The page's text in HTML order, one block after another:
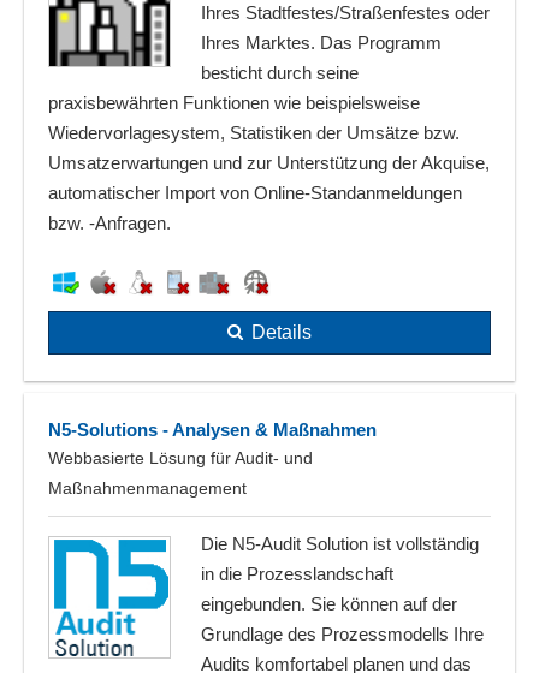
Ihres Stadtfestes/Straßenfestes oder
Ihres Marktes. Das Programm
besticht durch seine
praxisbewährten Funktionen wie beispielsweise
Wiedervorlagesystem, Statistiken der Umsätze bzw.
Umsatzerwartungen und zur Unterstützung der Akquise,
automatischer Import von Online-Standanmeldungen
bzw. -Anfragen.
Details
N5-Solutions - Analysen & Maßnahmen
Webbasierte Lösung für Audit- und
Maßnahmenmanagement
Die N5-Audit Solution ist vollständig
in die Prozesslandschaft
eingebunden. Sie können auf der
Grundlage des Prozessmodells Ihre
Audits komfortabel planen und das